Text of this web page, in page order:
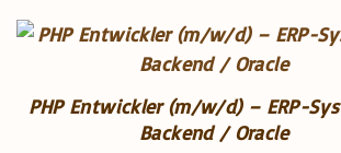
PHP Entwickler (m/w/d) – ERP-
Backend / Oracle